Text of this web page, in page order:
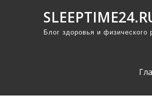
Блог здоровья и физического